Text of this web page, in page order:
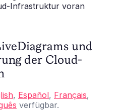
Infrastruktur voran
und
der Cloud-
, Español, Français,
verfügbar.